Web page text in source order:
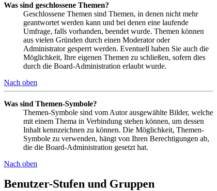
Was sind geschlossene Themen?
Geschlossene Themen sind Themen, in denen nicht mehr
geantwortet werden kann und bei denen eine laufende
Umfrage, falls vorhanden, beendet wurde. Themen können
aus vielen Gründen durch einen Moderator oder
Administrator gesperrt werden. Eventuell haben Sie auch die
Möglichkeit, Ihre eigenen Themen zu schließen, sofern dies
durch die Board-Administration erlaubt wurde.
Nach oben
Was sind Themen-Symbole?
Themen-Symbole sind vom Autor ausgewählte Bilder, welche
mit einem Thema in Verbindung stehen können, um dessen
Inhalt kennzeichnen zu können. Die Möglichkeit, Themen-
Symbole zu verwenden, hängt von Ihren Berechtigungen ab,
die die Board-Administration gesetzt hat.
Nach oben
Benutzer-Stufen und Gruppen